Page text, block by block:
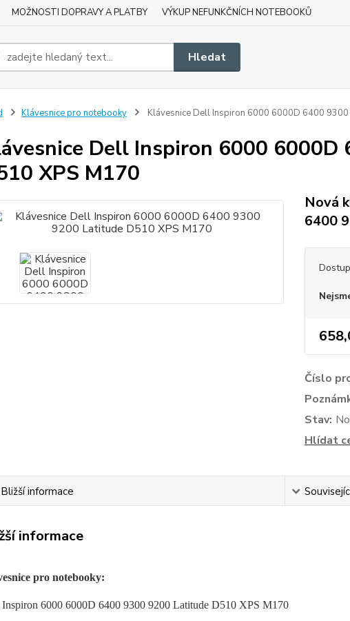
MOŽNOSTI DOPRAVY A PLATBY VÝKUP NEFUNKČNÍCH NOTEBOOKŮ
Hledat
Klávesnice pro notebooky Klávesnice Dell Inspiron 6000 6000D 6400
Dell Inspiron 6000
XPS M170
Nová
6400
Číslo
Stav:
Hlídat
Bližší informace
informace
pro notebooky:
6000 6000D 6400 9300 9200 Latitude D510 XPS M170